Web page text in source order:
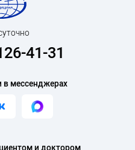
и доктором
41-31
в мессенджерах